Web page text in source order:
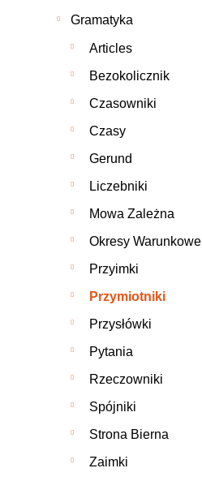
Gramatyka
Articles
Bezokolicznik
Czasowniki
Czasy
Gerund
Liczebniki
Mowa Zależna
Okresy Warunkowe
Przyimki
Przymiotniki
Przysłówki
Pytania
Rzeczowniki
Spójniki
Strona Bierna
Zaimki